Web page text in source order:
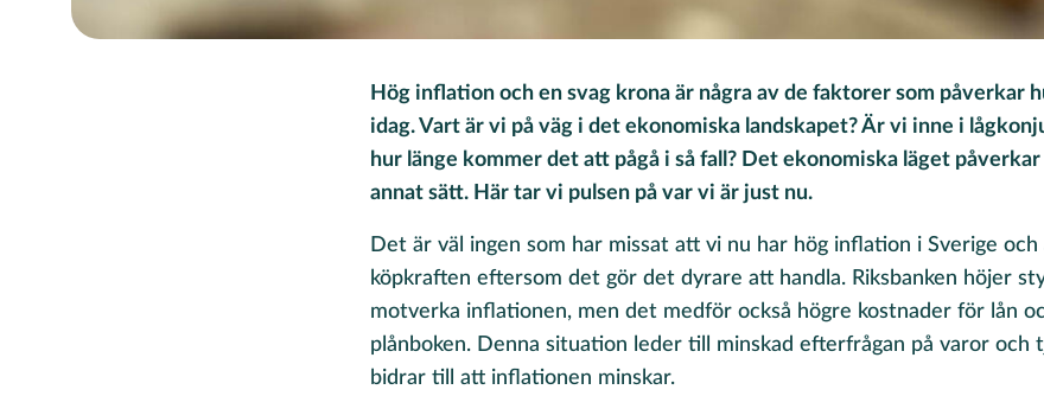
Hög inflation och en svag krona är några av de faktorer som påverkar
idag. Vart är vi på väg i det ekonomiska landskapet? Är vi inne i
hur länge kommer det att pågå i så fall? Det ekonomiska läget
annat sätt. Här tar vi pulsen på var vi är just nu.
Det är väl ingen som har missat att vi nu har hög inflation i Sverige
köpkraften eftersom det gör det dyrare att handla. Riksbanken höjer
motverka inflationen, men det medför också högre kostnader för lån
plånboken. Denna situation leder till minskad efterfrågan på varor och
bidrar till att inflationen minskar.